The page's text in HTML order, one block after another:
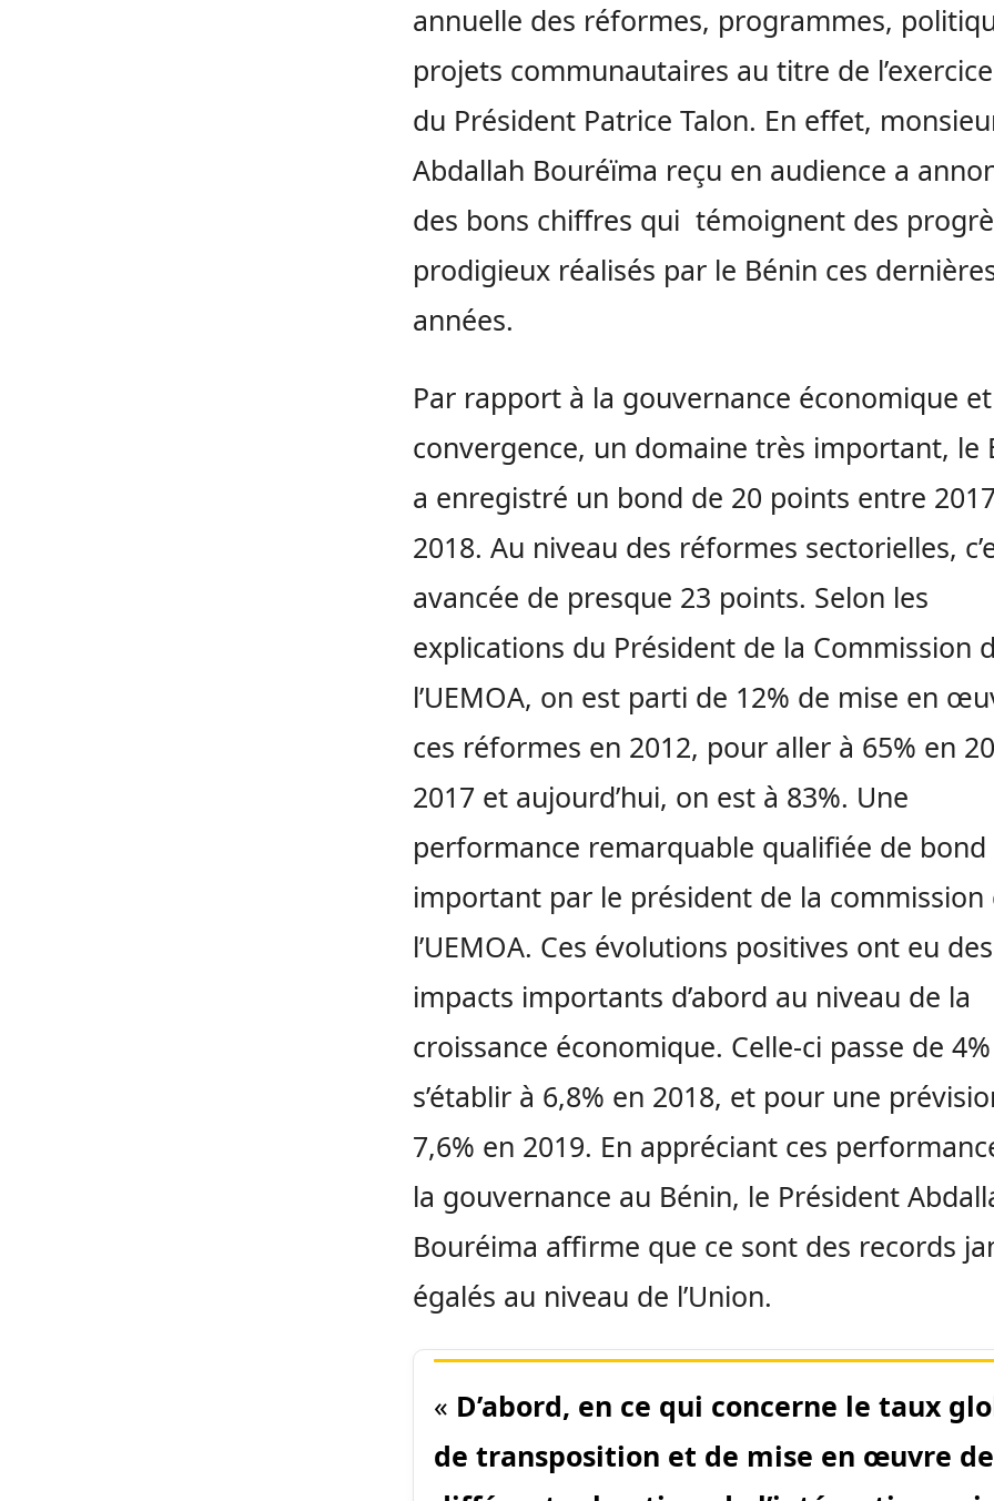
annuelle des réformes, programmes,
projets communautaires au titre de
du Président Patrice Talon. En effet,
Abdallah Bouréïma reçu en audience a
des bons chiffres qui témoignent des
prodigieux réalisés par le Bénin ces
années.
Par rapport à la gouvernance économique
convergence, un domaine très important, le
a enregistré un bond de 20 points entre
2018. Au niveau des réformes sectorielles,
avancée de presque 23 points. Selon les
explications du Président de la Commission
l’UEMOA, on est parti de 12% de mise en
ces réformes en 2012, pour aller à 65% en
2017 et aujourd’hui, on est à 83%. Une
performance remarquable qualifiée de
important par le président de la commission
l’UEMOA. Ces évolutions positives ont eu des
impacts importants d’abord au niveau de la
croissance économique. Celle-ci passe de
s’établir à 6,8% en 2018, et pour une
7,6% en 2019. En appréciant ces
la gouvernance au Bénin, le Président
Bouréima affirme que ce sont des records
égalés au niveau de l’Union.
« D’abord, en ce qui concerne le taux
de transposition et de mise en œuvre de